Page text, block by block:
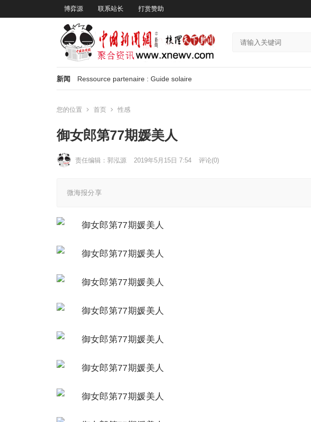
博弈源 联系站长 打赏赞助
新闻 Ressource partenaire : Guide solaire
您的位置 首页 性感
御女郎第77期媛美人
责任编辑：郭泓源 2019年5月15日 7:54 评论(0)
微海报分享